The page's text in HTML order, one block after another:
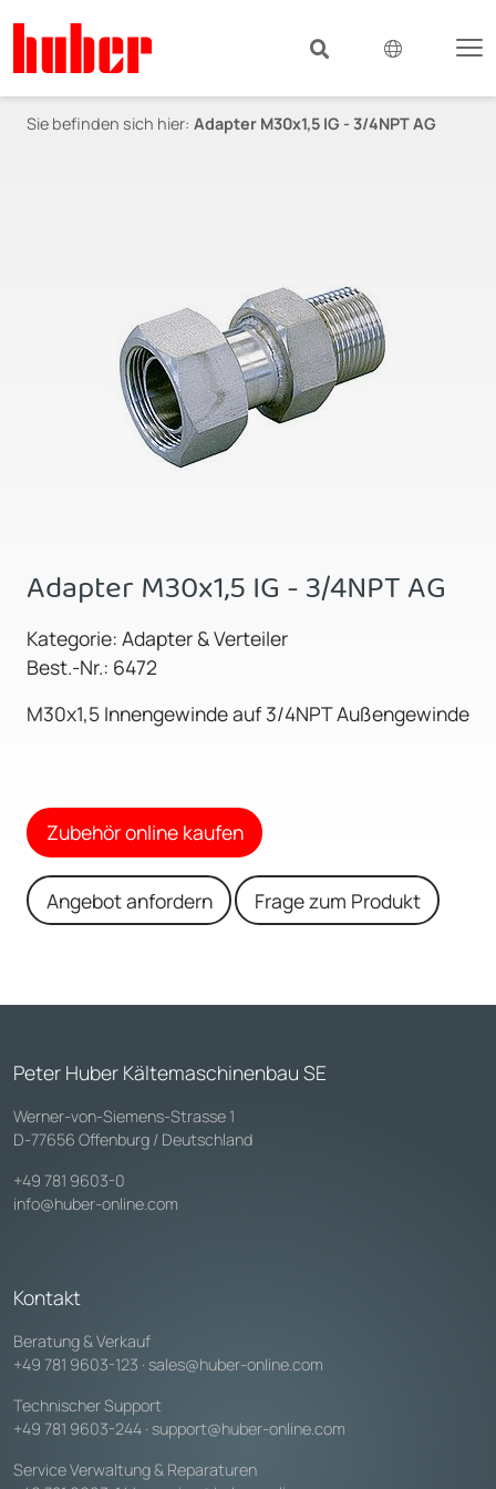
Sie befinden sich hier: Adapter M30x1,5 IG - 3/4NPT AG
Adapter M30x1,5 IG - 3/4NPT AG
Kategorie: Adapter & Verteiler
Best.-Nr.: 6472
M30x1,5 Innengewinde auf 3/4NPT Außengewinde
Zubehör online kaufen
Angebot anfordern Frage zum Produkt
Peter Huber Kältemaschinenbau SE
Werner-von-Siemens-Strasse 1
D-77656 Offenburg / Deutschland
+49 781 9603-0
info@huber-online.com
Kontakt
Beratung & Verkauf
+49 781 9603-123 · sales@huber-online.com
Technischer Support
+49 781 9603-244 · support@huber-online.com
Service Verwaltung & Reparaturen